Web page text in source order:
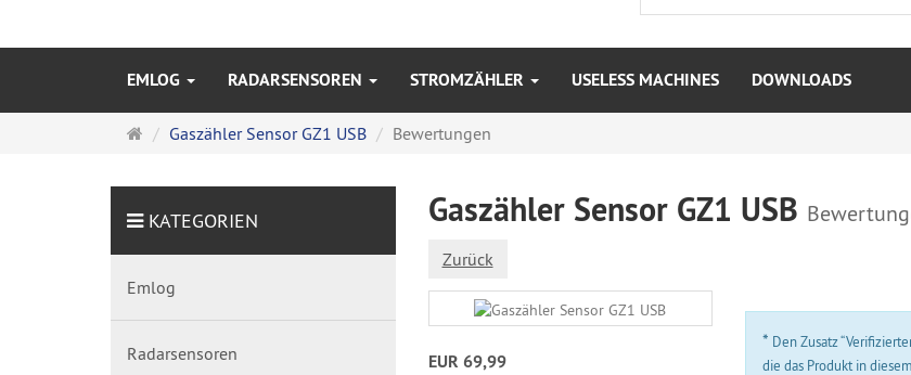
EMLOG RADARSENSOREN STROMZÄHLER USELESS MACHINES DOWNLOADS
Startseite
Gaszähler Sensor GZ1 USB Bewertungen
Gaszähler Sensor GZ1 USB
Zurück
EUR 69,99
* Den Zusatz
die das Produkt in
KATEGORIEN
Emlog
Radarsensoren